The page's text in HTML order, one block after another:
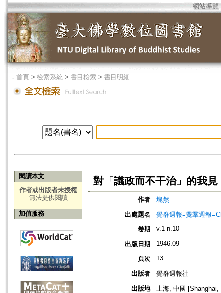
網站導覽
． 首頁 > 檢索系統 > 書目檢索 > 書目明細
閱讀本文
作者或出版者未授權
無法提供閱讀
加值服務
對「議政而不干治」的我見
作者
塊然
出處題名
覺群週報=覺羣週報
卷期
v.1 n.10
出版日期 1946.09
頁次 13
出版者
覺群週報社
出版地
上海, 中國 [Shanghai,